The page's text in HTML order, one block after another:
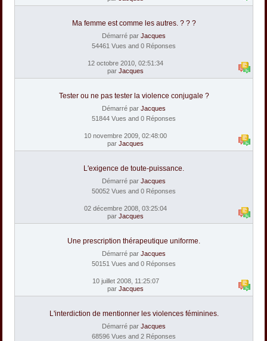
Ma femme est comme les autres. ? ? ?
Démarré par Jacques
54461 Vues and 0 Réponses
12 octobre 2010, 02:51:34
par Jacques
Tester ou ne pas tester la violence conjugale ?
Démarré par Jacques
51844 Vues and 0 Réponses
10 novembre 2009, 02:48:00
par Jacques
L'exigence de toute-puissance.
Démarré par Jacques
50052 Vues and 0 Réponses
02 décembre 2008, 03:25:04
par Jacques
Une prescription thérapeutique uniforme.
Démarré par Jacques
50151 Vues and 0 Réponses
10 juillet 2008, 11:25:07
par Jacques
L'interdiction de mentionner les violences féminines.
Démarré par Jacques
68596 Vues and 2 Réponses